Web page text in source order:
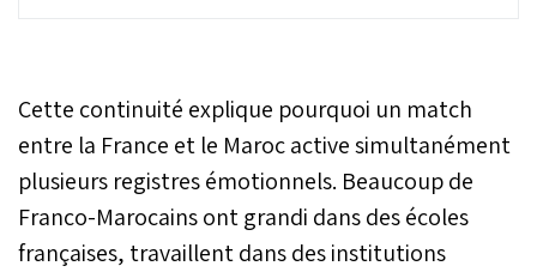
pour le dernier carré de la
compétition.
Cette continuité explique pourquoi un match
entre la France et le Maroc active simultanément
plusieurs registres émotionnels. Beaucoup de
Franco-Marocains ont grandi dans des écoles
françaises, travaillent dans des institutions